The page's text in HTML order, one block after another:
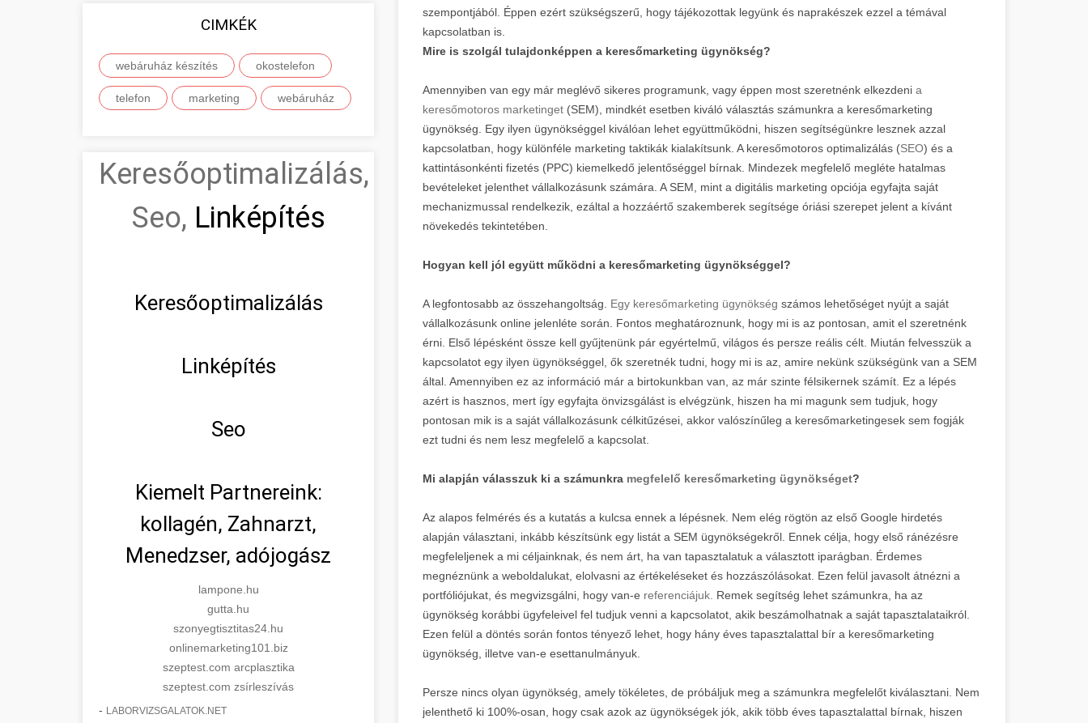
CIMKÉK
webáruház készítés okostelefon
telefon marketing webáruház
Keresőoptimalizálás,
Seo, Linképítés
Keresőoptimalizálás
Linképítés
Seo
Kiemelt Partnereink:
kollagén, Zahnarzt,
Menedzser, adójogász
lampone.hu
gutta.hu
szonyegtisztitas24.hu
onlinemarketing101.biz
szeptest.com arcplasztika
szeptest.com zsírleszívás
- LABORVIZSGALATOK.NET
szempontjából. Éppen ezért szükségszerű, hogy tájékozottak legyünk és naprakészek ezzel a témával
kapcsolatban is.
Mire is szolgál tulajdonképpen a keresőmarketing ügynökség?
Amennyiben van egy már meglévő sikeres programunk, vagy éppen most szeretnénk elkezdeni a
keresőmotoros marketinget (SEM), mindkét esetben kiváló választás számunkra a keresőmarketing
ügynökség. Egy ilyen ügynökséggel kiválóan lehet együttműködni, hiszen segítségünkre lesznek azzal
kapcsolatban, hogy különféle marketing taktikák kialakítsunk. A keresőmotoros optimalizálás (SEO) és a
kattintásonkénti fizetés (PPC) kiemelkedő jelentőséggel bírnak. Mindezek megfelelő megléte hatalmas
bevételeket jelenthet vállalkozásunk számára. A SEM, mint a digitális marketing opciója egyfajta saját
mechanizmussal rendelkezik, ezáltal a hozzáértő szakemberek segítsége óriási szerepet jelent a kívánt
növekedés tekintetében.
Hogyan kell jól együtt működni a keresőmarketing ügynökséggel?
A legfontosabb az összehangoltság. Egy keresőmarketing ügynökség számos lehetőséget nyújt a saját
vállalkozásunk online jelenléte során. Fontos meghatároznunk, hogy mi is az pontosan, amit el szeretnénk
érni. Első lépésként össze kell gyűjtenünk pár egyértelmű, világos és persze reális célt. Miután felvesszük a
kapcsolatot egy ilyen ügynökséggel, ők szeretnék tudni, hogy mi is az, amire nekünk szükségünk van a SEM
által. Amennyiben ez az információ már a birtokunkban van, az már szinte félsikernek számít. Ez a lépés
azért is hasznos, mert így egyfajta önvizsgálást is elvégzünk, hiszen ha mi magunk sem tudjuk, hogy
pontosan mik is a saját vállalkozásunk célkitűzései, akkor valószínűleg a keresőmarketingesek sem fogják
ezt tudni és nem lesz megfelelő a kapcsolat.
Mi alapján válasszuk ki a számunkra megfelelő keresőmarketing ügynökséget?
Az alapos felmérés és a kutatás a kulcsa ennek a lépésnek. Nem elég rögtön az első Google hirdetés
alapján választani, inkább készítsünk egy listát a SEM ügynökségekről. Ennek célja, hogy első ránézésre
megfeleljenek a mi céljainknak, és nem árt, ha van tapasztalatuk a választott iparágban. Érdemes
megnéznünk a weboldalukat, elolvasni az értékeléseket és hozzászólásokat. Ezen felül javasolt átnézni a
portfóliójukat, és megvizsgálni, hogy van-e referenciájuk. Remek segítség lehet számunkra, ha az
ügynökség korábbi ügyfeleivel fel tudjuk venni a kapcsolatot, akik beszámolhatnak a saját tapasztalataikról.
Ezen felül a döntés során fontos tényező lehet, hogy hány éves tapasztalattal bír a keresőmarketing
ügynökség, illetve van-e esettanulmányuk.
Persze nincs olyan ügynökség, amely tökéletes, de próbáljuk meg a számunkra megfelelőt kiválasztani. Nem
jelenthető ki 100%-osan, hogy csak azok az ügynökségek jók, akik több éves tapasztalattal bírnak, hiszen